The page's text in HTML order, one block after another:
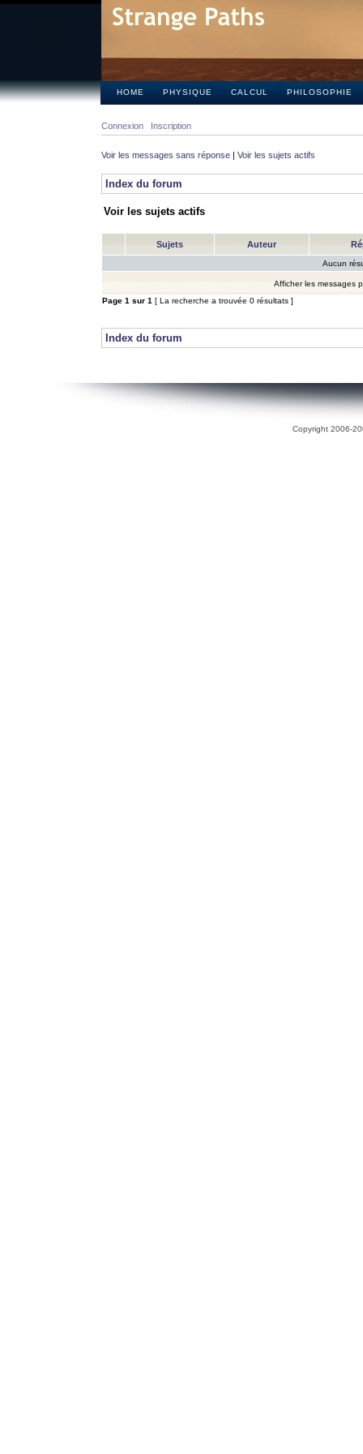
HOME PHYSIQUE CALCUL PHILOSOPHIE
Connexion Inscription
Voir les messages sans réponse | Voir les sujets actifs
Index du forum
Voir les sujets actifs
Sujets Auteur
Aucun
Afficher les messages
Page 1 sur 1 [ La recherche a trouvée 0 résultats ]
Index du forum
Copyright 2006-